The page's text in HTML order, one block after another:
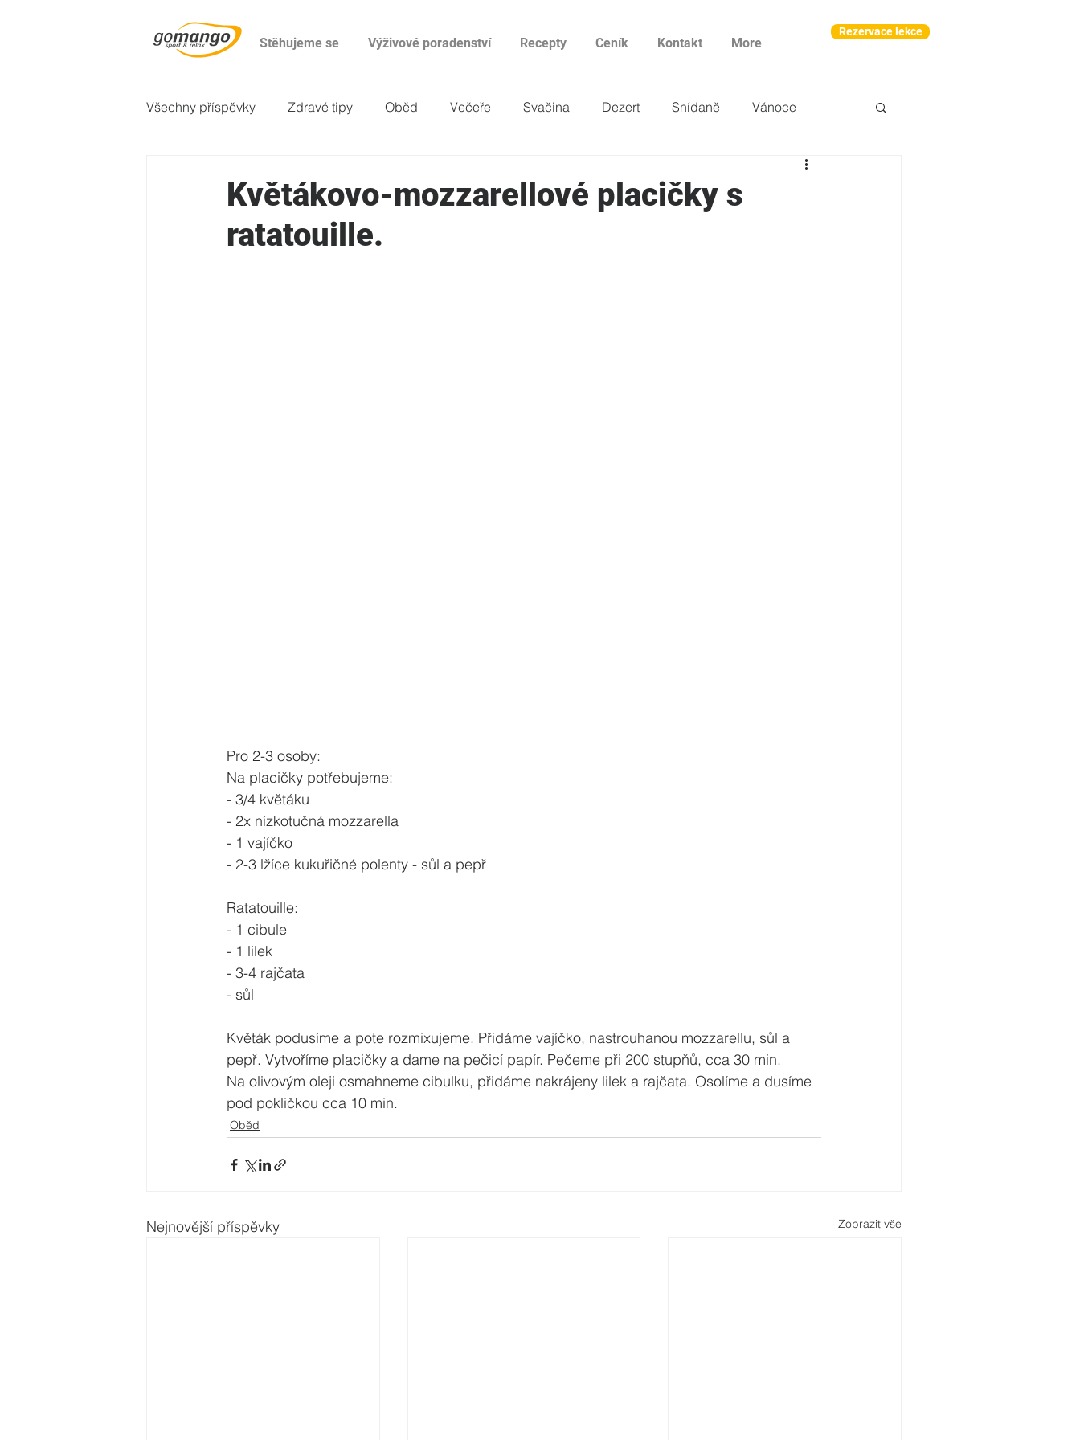
Stěhujeme se Výživové poradenství Recepty Ceník Kontakt More
Rezervace lekce
Všechny příspěvky Zdravé tipy Oběd Večeře Svačina Dezert Snídaně Vánoce
Květákovo-mozzarellové placičky s
ratatouille.
Pro 2-3 osoby:
Na placičky potřebujeme:
- 3/4 květáku
- 2x nízkotučná mozzarella
- 1 vajíčko
- 2-3 lžíce kukuřičné polenty - sůl a pepř
Ratatouille:
- 1 cibule
- 1 lilek
- 3-4 rajčata
- sůl
Květák podusíme a pote rozmixujeme. Přidáme vajíčko, nastrouhanou mozzarellu, sůl a
pepř. Vytvoříme placičky a dame na pečicí papír. Pečeme při 200 stupňů, cca 30 min.
Na olivovým oleji osmahneme cibulku, přidáme nakrájeny lilek a rajčata. Osolíme a dusíme
pod pokličkou cca 10 min.
Oběd
Nejnovější příspěvky Zobrazit vše